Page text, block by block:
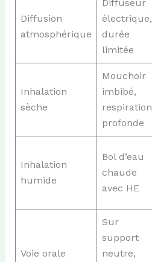
Diffusion
atmosphérique
Diffuseur
électrique,
durée
limitée
Inhalation
sèche
Mouchoir
imbibé,
respiration
profonde
Inhalation
humide
Bol d’eau
chaude
avec HE
Voie orale
Sur
support
neutre,